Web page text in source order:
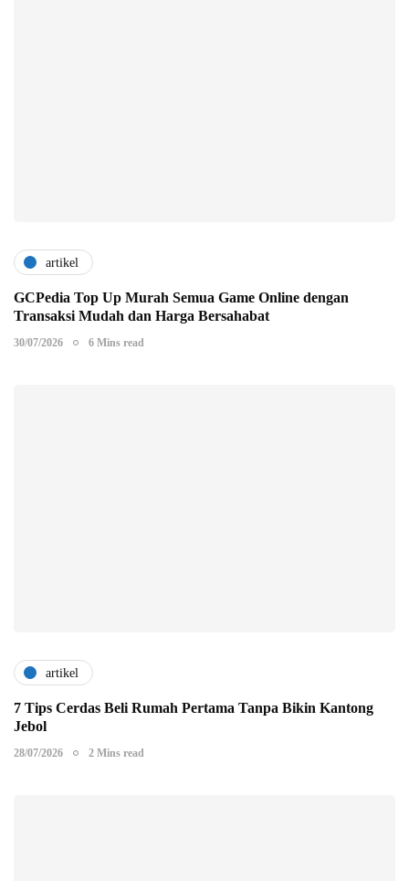
artikel
GCPedia Top Up Murah Semua Game Online dengan
Transaksi Mudah dan Harga Bersahabat
30/07/2026 6 Mins read
artikel
7 Tips Cerdas Beli Rumah Pertama Tanpa Bikin Kantong
Jebol
28/07/2026 2 Mins read